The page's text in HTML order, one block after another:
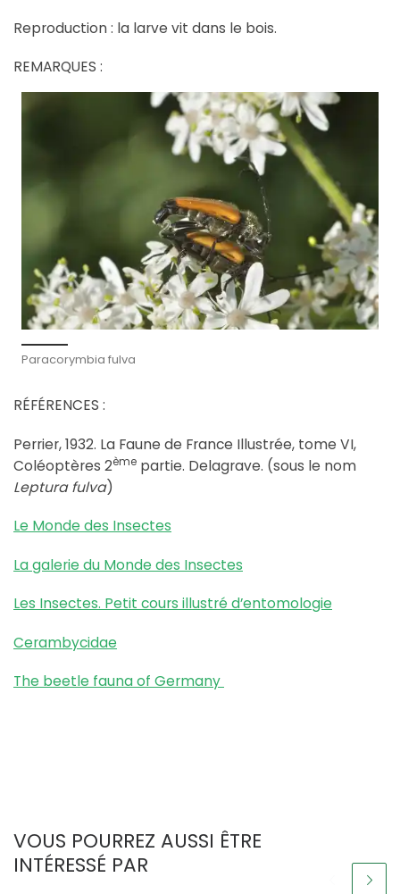
Reproduction : la larve vit dans le bois.
REMARQUES :
Paracorymbia fulva
RÉFÉRENCES :
Perrier, 1932. La Faune de France Illustrée, tome VI,
Coléoptères 2ème partie. Delagrave. (sous le nom
Leptura fulva)
Le Monde des Insectes
La galerie du Monde des Insectes
Les Insectes. Petit cours illustré d’entomologie
Cerambycidae
The beetle fauna of Germany
VOUS POURREZ AUSSI ÊTRE
INTÉRESSÉ PAR